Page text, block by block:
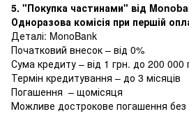
5. "Покупка частинами" від
Одноразова комісія при першій
Деталі: MonoBank
Початковий внесок – від 0%
Сума кредиту – від 1 грн. до 200 000
Термін кредитування – до 3 місяців
Погашення – щомісяця
Можливе дострокове погашення без